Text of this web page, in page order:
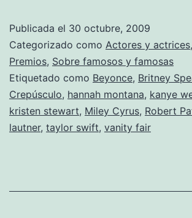
la
«peor
influencia»
del
año
Publicada el 30 octubre, 2009
Categorizado como Actores y actrices,
Premios, Sobre famosos y famosas
Etiquetado como Beyonce, Britney
Crepúsculo, hannah montana, kanye
kristen stewart, Miley Cyrus, Robert
lautner, taylor swift, vanity fair